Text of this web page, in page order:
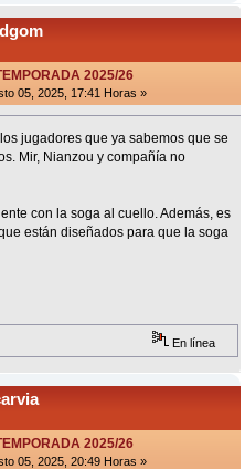
2025/26
05, 2025, 17:41 Horas »
jugadores que ya sabemos que se
Mir, Nianzou y compañía no
con la soga al cuello. Además, es
están diseñados para que la soga
En línea
2025/26
05, 2025, 20:49 Horas »